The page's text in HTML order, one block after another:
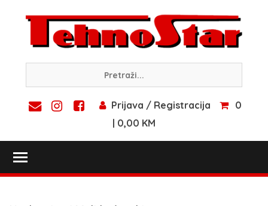
content
Prijava / Registracija
0
| 0,00 KM